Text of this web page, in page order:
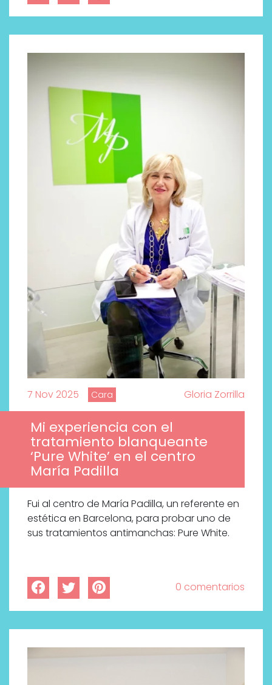
7 Nov 2025 Cara Gloria Zorrilla
Mi experiencia con el
tratamiento blanqueante
‘Pure White’ en el centro
María Padilla
Fui al centro de María Padilla, un referente en
estética en Barcelona, para probar uno de
sus tratamientos antimanchas: Pure White.
0 comentarios